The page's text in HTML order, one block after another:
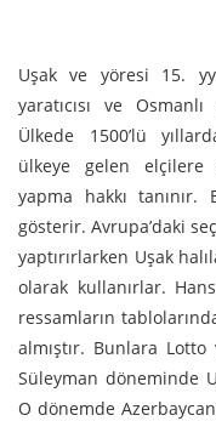
Uşak ve yöresi 15. yy
yaratıcısı ve
Ülkede 1500’lü
ülkeye gelen elçilere
yapma hakkı tanınır.
gösterir. Avrupa’daki
yaptırırlarken Uşak
olarak kullanırlar.
ressamların
almıştır. Bunlara
Süleyman döneminde
O dönemde